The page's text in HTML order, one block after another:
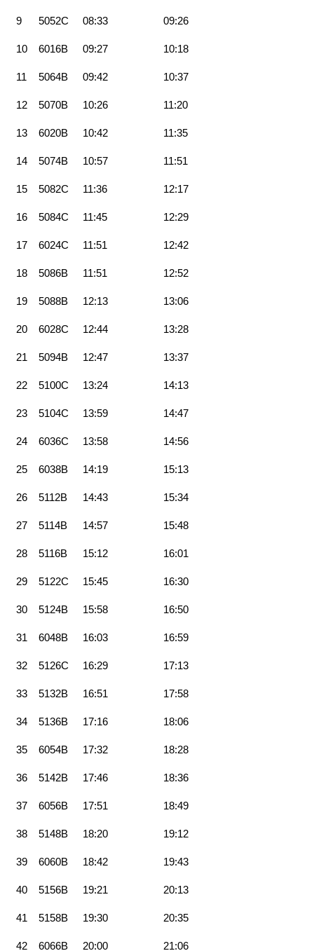
9 5052C 08:33 09:26
10 6016B 09:27 10:18
11 5064B 09:42 10:37
12 5070B 10:26 11:20
13 6020B 10:42 11:35
14 5074B 10:57 11:51
15 5082C 11:36 12:17
16 5084C 11:45 12:29
17 6024C 11:51 12:42
18 5086B 11:51 12:52
19 5088B 12:13 13:06
20 6028C 12:44 13:28
21 5094B 12:47 13:37
22 5100C 13:24 14:13
23 5104C 13:59 14:47
24 6036C 13:58 14:56
25 6038B 14:19 15:13
26 5112B 14:43 15:34
27 5114B 14:57 15:48
28 5116B 15:12 16:01
29 5122C 15:45 16:30
30 5124B 15:58 16:50
31 6048B 16:03 16:59
32 5126C 16:29 17:13
33 5132B 16:51 17:58
34 5136B 17:16 18:06
35 6054B 17:32 18:28
36 5142B 17:46 18:36
37 6056B 17:51 18:49
38 5148B 18:20 19:12
39 6060B 18:42 19:43
40 5156B 19:21 20:13
41 5158B 19:30 20:35
42 6066B 20:00 21:06